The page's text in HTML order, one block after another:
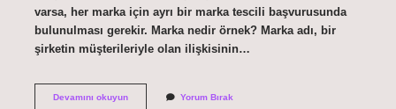
varsa, her marka için ayrı bir marka tescili başvurusunda
bulunulması gerekir. Marka nedir örnek? Marka adı, bir
şirketin müşterileriyle olan ilişkisinin…
Devamını okuyunMarka
Yorum Bırak